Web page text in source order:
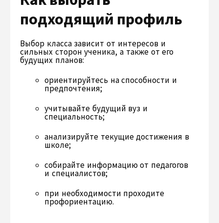
подходящий профиль
Выбор класса зависит от интересов и
сильных сторон ученика, а также от его
будущих планов:
ориентируйтесь на способности и
предпочтения;
учитывайте будущий вуз и
специальность;
анализируйте текущие достижения в
школе;
собирайте информацию от педагогов
и специалистов;
при необходимости проходите
профориентацию.